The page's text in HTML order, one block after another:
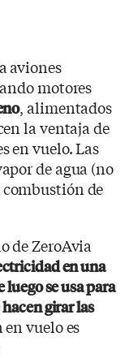
aviones
motores
, alimentados
la ventaja de
en vuelo. Las
de agua (no
de
de ZeroAvia
en una
se usa para
girar las
vuelo es